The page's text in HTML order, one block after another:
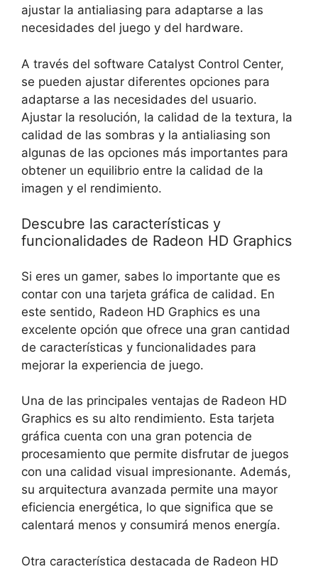
ajustar la antialiasing para adaptarse a las
necesidades del juego y del hardware.
A través del software Catalyst Control Center,
se pueden ajustar diferentes opciones para
adaptarse a las necesidades del usuario.
Ajustar la resolución, la calidad de la textura, la
calidad de las sombras y la antialiasing son
algunas de las opciones más importantes para
obtener un equilibrio entre la calidad de la
imagen y el rendimiento.
Descubre las características y
funcionalidades de Radeon HD Graphics
Si eres un gamer, sabes lo importante que es
contar con una tarjeta gráfica de calidad. En
este sentido, Radeon HD Graphics es una
excelente opción que ofrece una gran cantidad
de características y funcionalidades para
mejorar la experiencia de juego.
Una de las principales ventajas de Radeon HD
Graphics es su alto rendimiento. Esta tarjeta
gráfica cuenta con una gran potencia de
procesamiento que permite disfrutar de juegos
con una calidad visual impresionante. Además,
su arquitectura avanzada permite una mayor
eficiencia energética, lo que significa que se
calentará menos y consumirá menos energía.
Otra característica destacada de Radeon HD